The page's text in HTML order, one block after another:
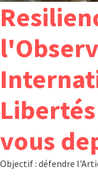
vous
Objectif : défendre